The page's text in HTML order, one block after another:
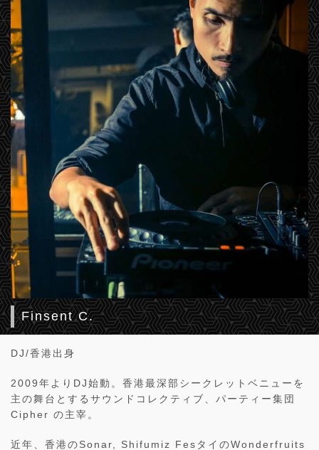
Finsent C.
DJ/香港出身
2009年より DJ始動。香港最深部シークレットベニューを
主の舞台とするサウンドコレクティブ、パーティー集団
Cipher の主宰。
近年、香港のSonar, Shifumiz Fes タイのWonderfruits